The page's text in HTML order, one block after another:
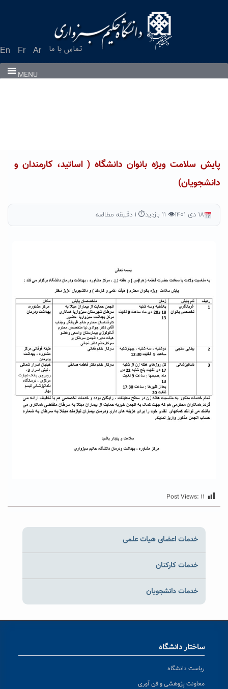
En Fr Ar تماس با ما
MENU
پایش سلامت ویژه بانوان دانشگاه ( اساتید، کارمندان و
دانشجویان)
۱۸ دی ۱۴۰۱ 👁 ۱۱ بازدید ⏱ ۱ دقیقه مطالعه
Post Views: ۱۱
خدمات اعضای هیات علمی
خدمات کارکنان
خدمات دانشجویان
ساختار دانشگاه
ریاست دانشگاه
معاونت پژوهشی و فن آوری